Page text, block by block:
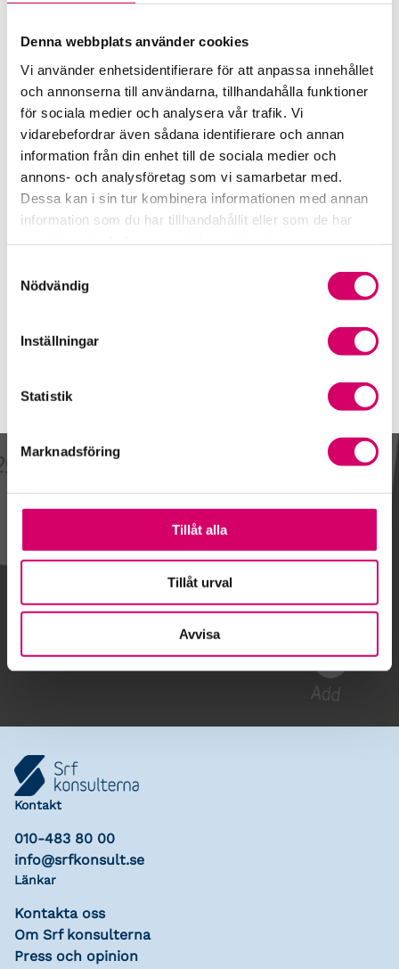
Denna webbplats använder cookies
Vi använder enhetsidentifierare för att anpassa innehållet
och annonserna till användarna, tillhandahålla funktioner
för sociala medier och analysera vår trafik. Vi
vidarebefordrar även sådana identifierare och annan
information från din enhet till de sociala medier och
annons- och analysföretag som vi samarbetar med.
Dessa kan i sin tur kombinera informationen med annan
information som du har tillhandahållit eller som de har
Nödvändig
Inställningar
Statistik
Marknadsföring
Tillåt alla
Tillåt urval
Avvisa
Redovisningstjänst Norreskog AB
Hörby
Telefon
0415-703 60
Mobiltelefon
070-553 99 36
Skicka e-post
Lägg till i kalender
Kontakt
010-483 80 00
info@srfkonsult.se
Länkar
Kontakta oss
Om Srf konsulterna
Press och opinion